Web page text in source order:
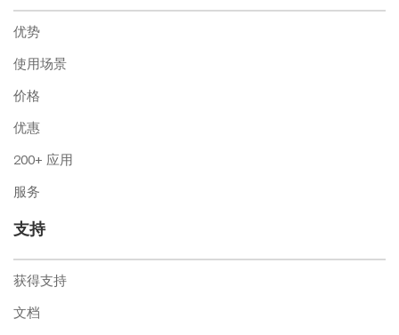
优势
使用场景
价格
优惠
200+ 应用
服务
支持
获得支持
文档